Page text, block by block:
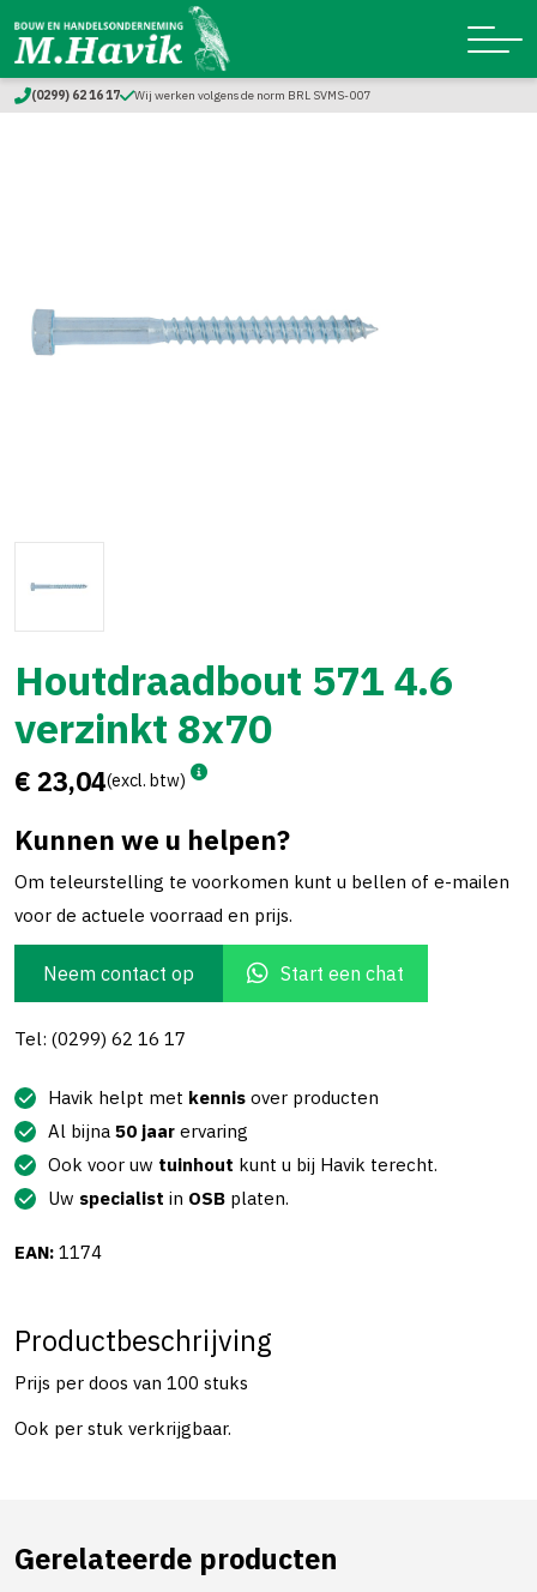
(0299) 62 16 17 Wij werken volgens de norm BRL SVMS-007
Houtdraadbout 571 4.6
verzinkt 8x70
€ 23,04(excl. btw)
Kunnen we u helpen?
Om teleurstelling te voorkomen kunt u bellen of e-mailen
voor de actuele voorraad en prijs.
Neem contact op Start een chat
Tel: (0299) 62 16 17
Havik helpt met kennis over producten
Al bijna 50 jaar ervaring
Ook voor uw tuinhout kunt u bij Havik terecht.
Uw specialist in OSB platen.
EAN: 1174
Productbeschrijving
Prijs per doos van 100 stuks
Ook per stuk verkrijgbaar.
Gerelateerde producten